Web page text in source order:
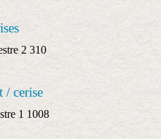
/ cerise